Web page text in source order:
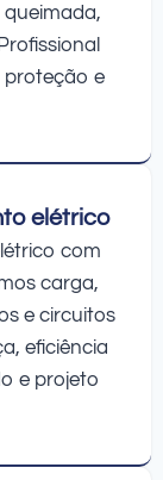
e
elétrico
com
carga,
e circuitos
eficiência
e projeto